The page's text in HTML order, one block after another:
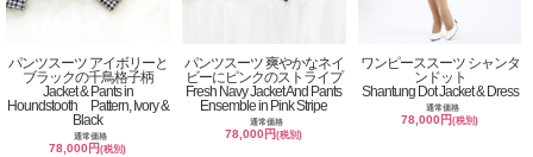
パンツスーツ アイボリーと
ブラックの千鳥格子柄
Jacket & Pants in
Houndstooth Pattern, Ivory &
Black
通常価格
78,000円(税別)
パンツスーツ 爽やかなネイ
ビーにピンクのストライプ
Fresh Navy Jacket And Pants
Ensemble in Pink Stripe
通常価格
78,000円(税別)
ワンピーススーツ シャンタ
ンドット
Shantung Dot Jacket & Dress
通常価格
78,000円(税別)